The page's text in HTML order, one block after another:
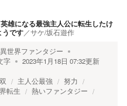
英雄になる最強主人公に転生したけ
うです／サケ/坂石遊作
異世界ファンタジー
字 2023年1月18日 07:32更新
主人公最強
努力
転生
熱いファンタジー